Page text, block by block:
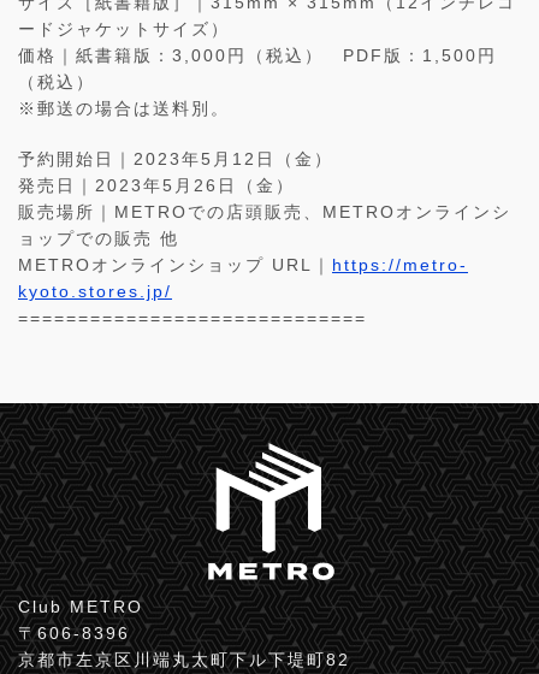
ードジャケットサイズ）
価格｜紙書籍版：3,000円（税込） PDF版：1,500円
（税込）
※郵送の場合は送料別。
予約開始日｜2023年5月12日（金）
発売日｜2023年5月26日（金）
販売場所｜METROでの店頭販売、METROオンラインシ
ョップでの販売 他
METROオンラインショップ URL｜ https://metro-
kyoto.stores.jp/
=============================
Club METRO
〒606-8396
京都市左京区川端丸太町下ル下堤町82